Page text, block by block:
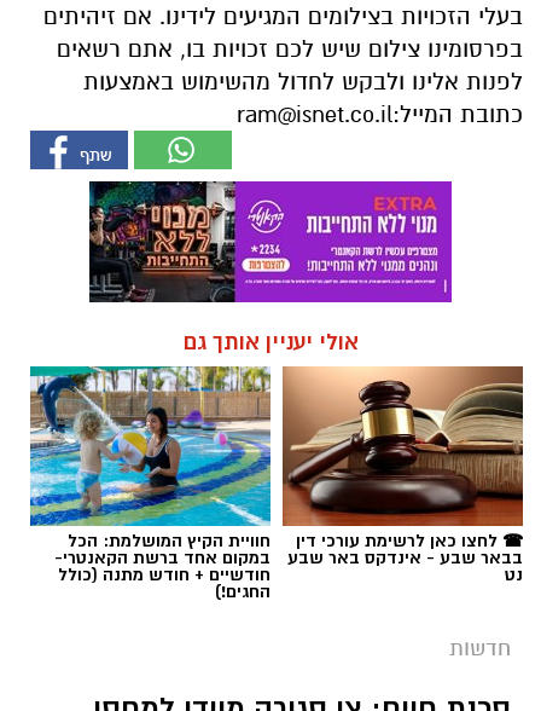
בעלי הזכויות בצילומים המגיעים לידינו. אם זיהיתים
בפרסומינו צילום שיש לכם זכויות בו, אתם רשאים
לפנות אלינו ולבקש לחדול מהשימוש באמצעות
כתובת המייל:ram@isnet.co.il
אולי יעניין אותך גם
☎ לחצו כאן לרשימת עורכי דין
בבאר שבע - אינדקס באר שבע
נט
חוויית הקיץ המושלמת: הכל
במקום אחד ברשת הקאנטרי-
חודשיים + חודש מתנה (כולל
החגים!)
חדשות